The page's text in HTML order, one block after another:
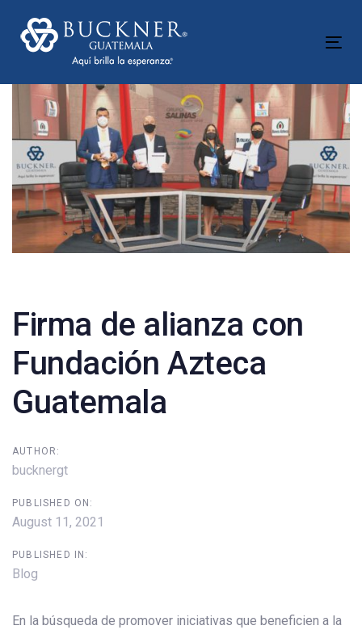
links
content
Firma de alianza con
Fundación Azteca
Guatemala
AUTHOR:
bucknergt
PUBLISHED ON:
August 11, 2021
PUBLISHED IN:
Blog
En la búsqueda de promover iniciativas que beneficien a la
navigation